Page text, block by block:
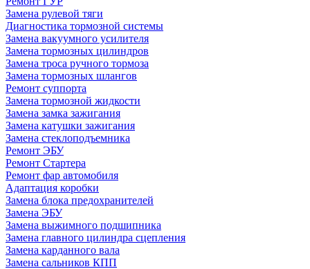
Замена рулевой тяги
Диагностика тормозной системы
Замена вакуумного усилителя
Замена тормозных цилиндров
Замена троса ручного тормоза
Замена тормозных шлангов
Ремонт суппорта
Замена тормозной жидкости
Замена замка зажигания
Замена катушки зажигания
Замена стеклоподъемника
Ремонт ЭБУ
Ремонт Стартера
Ремонт фар автомобиля
Адаптация коробки
Замена блока предохранителей
Замена ЭБУ
Замена выжимного подшипника
Замена главного цилиндра сцепления
Замена карданного вала
Замена сальников КПП